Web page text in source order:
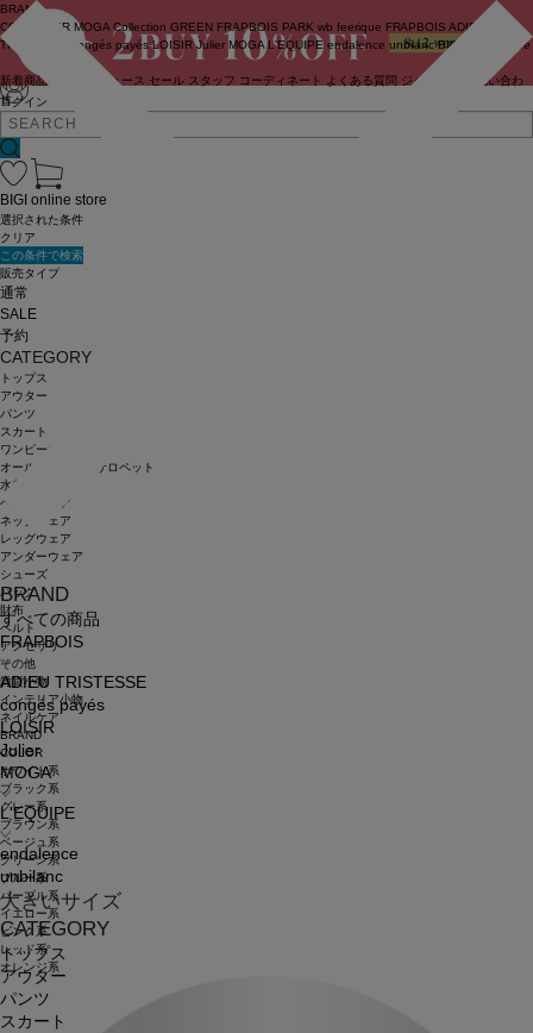
ログイン
BRAND
COUTURIER MOGA Collection GREEN FRAPBOIS PARK wb feerique FRAPBOIS ADIEU
TRISTESSE
congés payés LOISIR Julier MOGA L'EQUIPE endalence unbilanc BIGI online store
新着商品 ニュース セール スタッフ コーディネート よくある質問 ジャーナル
お問い合わ
せ
BRAND
すべての商品
FRAPBOIS
ADIEU TRISTESSE
congés payés
LOISIR
Julier
MOGA
L'EQUIPE
endalence
unbilanc
大きいサイズ
CATEGORY
トップス
アウター
パンツ
スカート
BIGI online store
選択された条件
クリア
この条件で検索
販売タイプ
通常
SALE
予約
CATEGORY
トップス
アウター
パンツ
スカート
ワンピース
オールインワン・サロペット
水着
ヘッドウェア
ネックウェア
レッグウェア
アンダーウェア
シューズ
バッグ
財布
ベルト
アクセサリ
その他
雑貨小物
インテリア小物
ネイルケア
BRAND
COLOR
ホワイト系
ブラック系
グレー系
ブラウン系
ベージュ系
グリーン系
ブルー系
パープル系
イエロー系
ピンク系
レッド系
オレンジ系